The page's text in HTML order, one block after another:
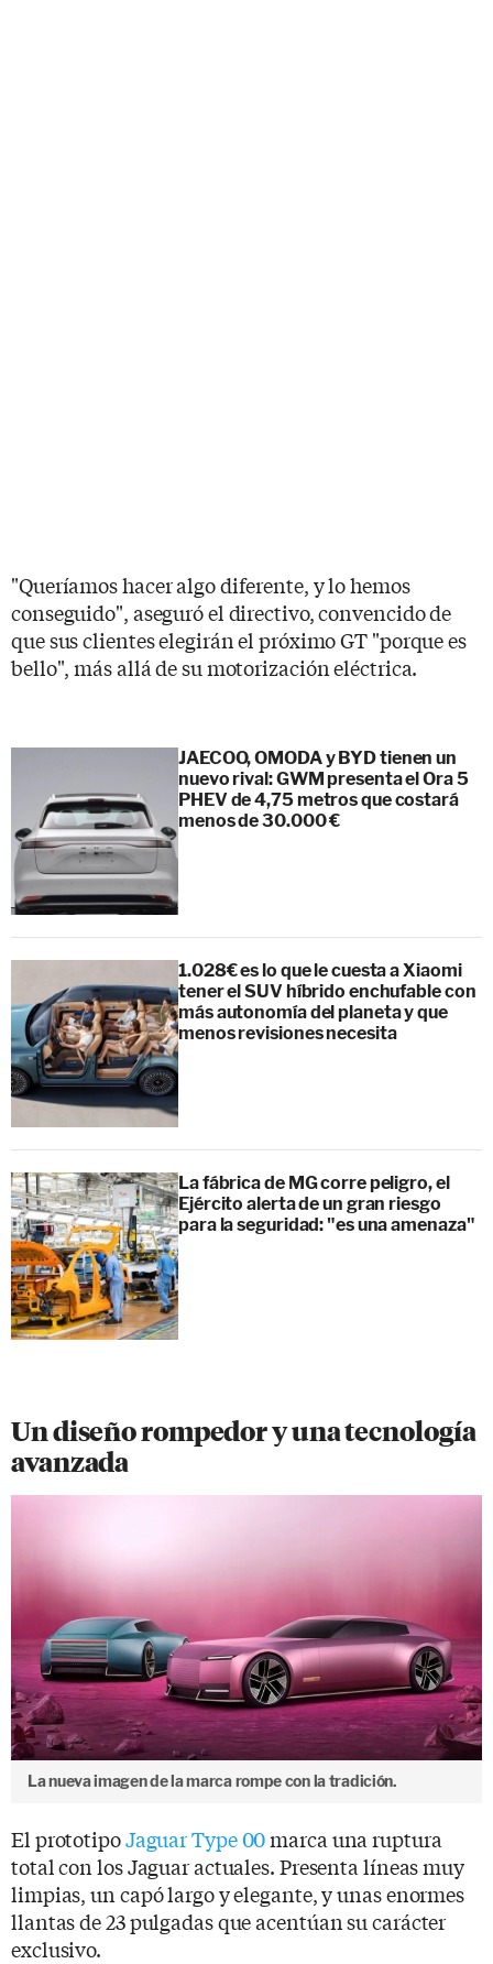
"Queríamos hacer algo diferente, y lo hemos
conseguido", aseguró el directivo, convencido de
que sus clientes elegirán el próximo GT "porque es
bello", más allá de su motorización eléctrica.
JAECOO, OMODA y BYD tienen un
nuevo rival: GWM presenta el Ora 5
PHEV de 4,75 metros que costará
menos de 30.000 €
1.028€ es lo que le cuesta a Xiaomi
tener el SUV híbrido enchufable con
más autonomía del planeta y que
menos revisiones necesita
La fábrica de MG corre peligro, el
Ejército alerta de un gran riesgo
para la seguridad: "es una amenaza"
Un diseño rompedor y una tecnología
avanzada
La nueva imagen de la marca rompe con la tradición.
El prototipoJaguar Type 00marca una ruptura
total con los Jaguar actuales. Presenta líneas muy
limpias, un capó largo y elegante, y unas enormes
llantas de 23 pulgadas que acentúan su carácter
exclusivo.